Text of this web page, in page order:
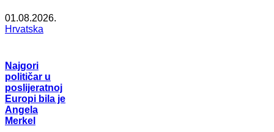
01.08.2026.
Hrvatska
Najgori
političar u
poslijeratnoj
Europi bila je
Angela
Merkel